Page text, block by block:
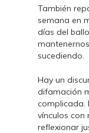
También
semana en
días del
sucediendo.
Hay un
difamación
complicada.
vínculos con
reflexionar